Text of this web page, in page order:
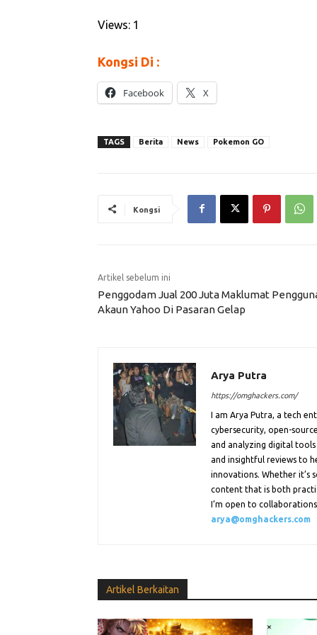
Views: 1
Kongsi Di :
Facebook X
TAGS Berita News Pokemon GO
Kongsi
Artikel sebelum ini
Penggodam Jual 200 Juta Maklumat
Akaun Yahoo Di Pasaran Gelap
Arya Putra
https://omghackers.com/
I am Arya Putra, a tech
cybersecurity, open-
and analyzing digital
and insightful reviews to
innovations. Whether it’s
content that is both
I’m open to
arya@omghackers.com
Artikel Berkaitan